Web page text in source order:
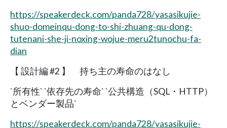
https://speakerdeck.com/panda728/yasasikujie-
shuo-domeinqu-dong-to-shi-zhuang-qu-dong-
tutenani-she-ji-noxing-wojue-meru2tunochu-fa-
dian
【 設計編 #2 】 持ち主の寿命のはなし
`所有性` `依存先の寿命` `公共構造（SQL・HTTP）
とベンダー製品`
https://speakerdeck.com/panda728/yasasikujie-